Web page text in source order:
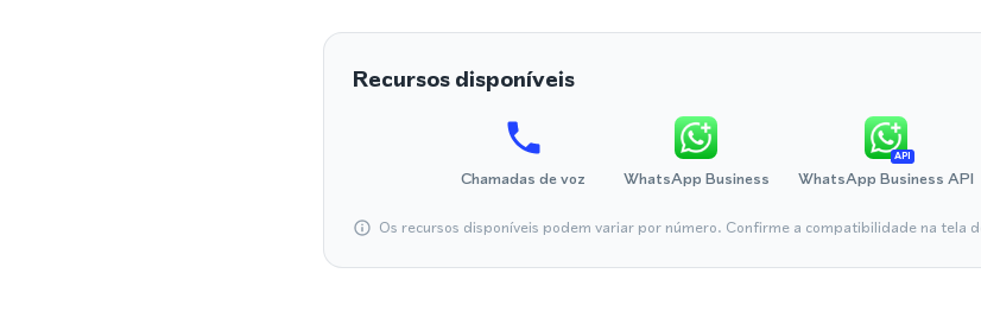
Recursos disponíveis
Chamadas de voz WhatsApp Business
API
WhatsApp Business API
Os recursos disponíveis podem variar por número. Confirme a compatibilidade na tela